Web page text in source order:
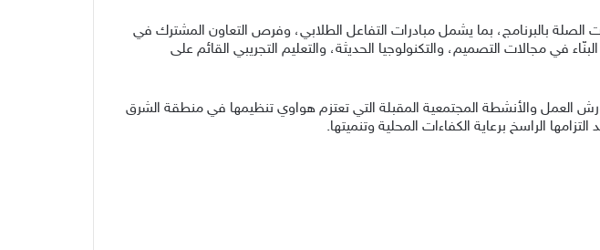
بالبرنامج، بما يشمل مبادرات التفاعل الطلابي، وفرص التعاون المشترك في
في مجالات التصميم، والتكنولوجيا الحديثة، والتعليم التجريبي القائم على
والأنشطة المجتمعية المقبلة التي تعتزم هواوي تنظيمها في منطقة الشرق
الراسخ برعاية الكفاءات المحلية وتنميتها.